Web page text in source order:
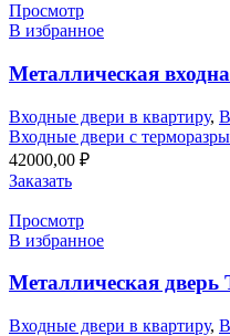
Просмотр
В избранное
Металлическая
Входные двери в квартиру,
Входные двери с
42000,00 ₽
Заказать
Просмотр
В избранное
Металлическая
Входные двери в квартиру,